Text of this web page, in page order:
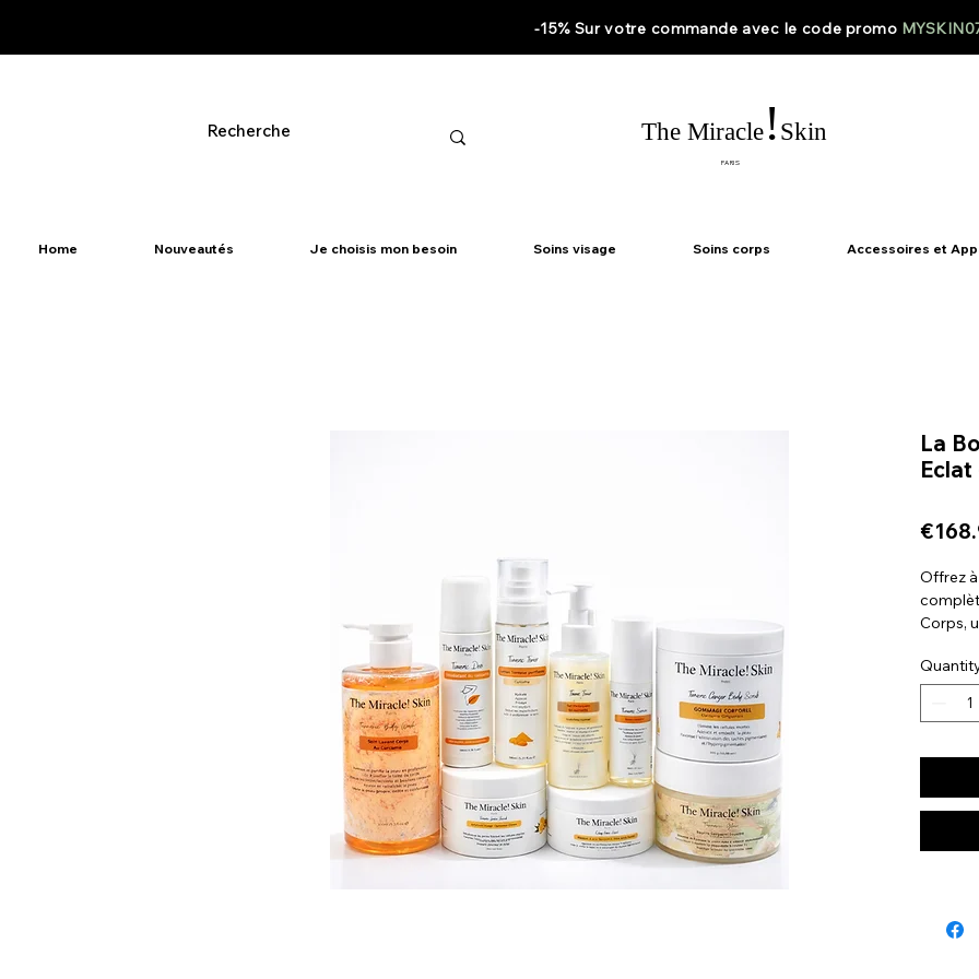
-15% Sur votre commande avec le code promo
The Miracle ! Skin
PARIS
Home Nouveautés Je choisis mon besoin Soins visage Soins corps Accessoires et
La
Offrez
Corps,
peau de
des
allie
soin
visage